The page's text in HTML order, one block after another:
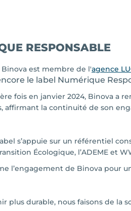
RESPONSABLE
est membre de l'agence
le label Numérique
fois en janvier 2024, Binova a
affirmant la continuité de son
s’appuie sur un référentiel
Écologique, l’ADEME et
l’engagement de Binova pour
plus durable, nous faisons de la